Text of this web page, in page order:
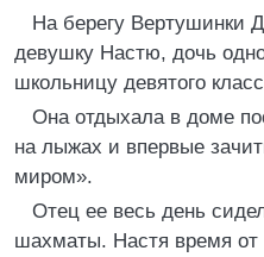
На берегу Вертушинки
девушку Настю, дочь
школьницу девятого
Она отдыхала в доме
на лыжах и впервые
миром».
Отец ее весь день
шахматы. Настя время